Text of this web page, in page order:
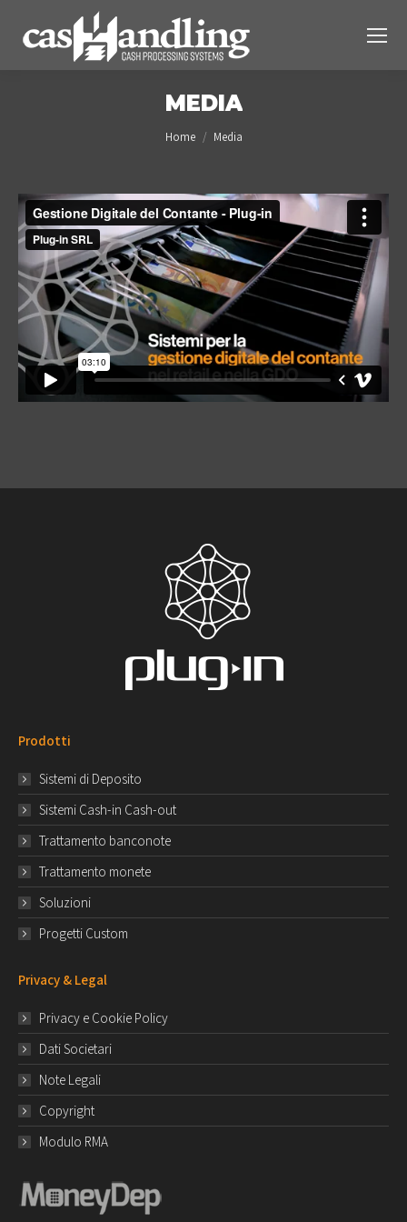
MEDIA
You are here:
Home Media
Prodotti
Sistemi di Deposito
Sistemi Cash-in Cash-out
Trattamento banconote
Trattamento monete
Soluzioni
Progetti Custom
Privacy & Legal
Privacy e Cookie Policy
Dati Societari
Note Legali
Copyright
Modulo RMA